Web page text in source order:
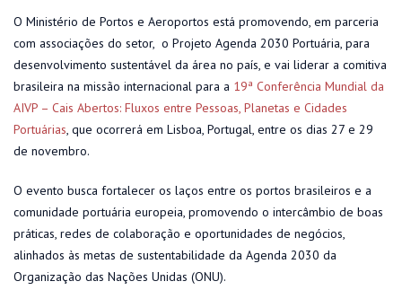
O Ministério de Portos e Aeroportos está promovendo, em parceria
com associações do setor, o Projeto Agenda 2030 Portuária, para
desenvolvimento sustentável da área no país, e vai liderar a comitiva
brasileira na missão internacional para a 19ª Conferência Mundial da
AIVP – Cais Abertos: Fluxos entre Pessoas, Planetas e Cidades
Portuárias, que ocorrerá em Lisboa, Portugal, entre os dias 27 e 29
de novembro.
O evento busca fortalecer os laços entre os portos brasileiros e a
comunidade portuária europeia, promovendo o intercâmbio de boas
práticas, redes de colaboração e oportunidades de negócios,
alinhados às metas de sustentabilidade da Agenda 2030 da
Organização das Nações Unidas (ONU).